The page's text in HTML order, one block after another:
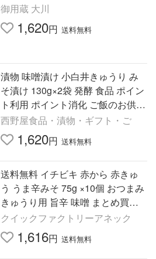
御用蔵 大川
1,620円 送料無料
漬物 味噌漬け 小白井きゅうり み
そ漬け 130g×2袋 発酵 食品 ポイン
ト利用 ポイント消化 ご飯のお供
惣菜 おかず 常温 食品 お試し 食べ
物 誕生日プレゼント
西野屋食品・漬物・ギフト・ご
1,620円 送料無料
送料無料 イチビキ 赤から 赤きゅ
う うま辛みそ 75g ×10個 おつまみ
きゅうり用 旨辛 味噌 まとめ買い
大容量
クイックファクトリーアネック
1,616円 送料無料